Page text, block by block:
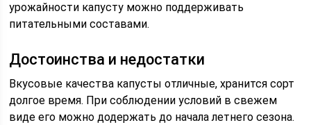
урожайности капусту можно поддерживать
питательными составами.
Достоинства и недостатки
Вкусовые качества капусты отличные, хранится сорт
долгое время. При соблюдении условий в свежем
виде его можно додержать до начала летнего сезона.